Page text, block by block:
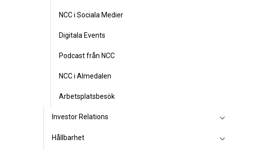
NCC i Sociala Medier
Digitala Events
Podcast från NCC
NCC i Almedalen
Arbetsplatsbesök
Investor Relations
Hållbarhet